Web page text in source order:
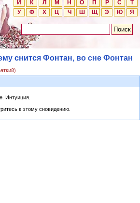
Й
К Л М Н О П Р С
Т
У
Ф Х Ц Ч Ш Щ Э Ю Я
снится Фонтан, во сне Фонтан
Интуиция.
к этому сновидению.